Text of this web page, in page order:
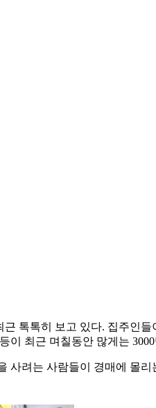
톡톡히 보고 있다. 집주인
이 최근 며칠동안 많게는
려는 사람들이 경매에 몰